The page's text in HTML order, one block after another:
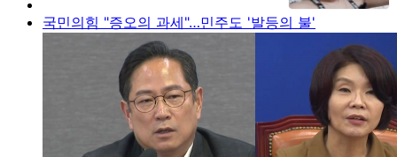
국민의힘 "증오의 과세"…민주도 '발등의 불'